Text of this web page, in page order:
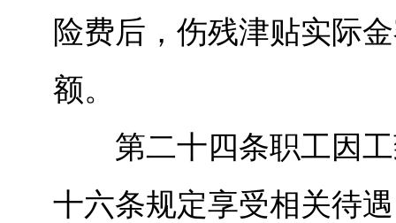
险费后，伤残津贴实际
额。
第二十四条职工因工
十六条规定享受相关待